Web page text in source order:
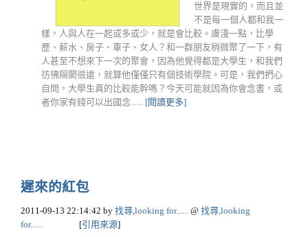
世界是現實的，而且並
不是每一個人都和我一
樣，人與人在一起或多或少，就是會比較。膚淺一點，比學
歷、薪水、房子、車子、女人？和一群朋友稍微聚了一下，有
人甚至不想來下一次的聚會，因為他覺得都是大學生，和我們
彷彿隔閡很遠，就算他僅僅只有個技術學院。可是，我們捫心
自問，大學生真的比較能幹嗎？今天可能就因為你會念書，或
者你家有錢可以出國念...... [閱讀更多]
遲來的紅包
2011-09-13 22:14:42 by 找尋,looking for...... @ 找尋,looking
for......
[引用來源]